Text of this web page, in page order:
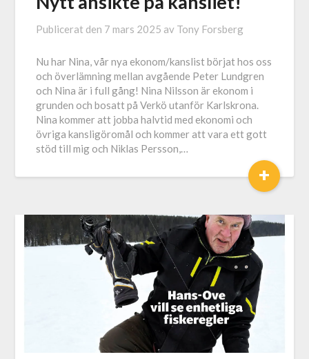
Publicerat den 7 mars 2025 av Tony Forsberg
Nu har Nina, vår nya ekonom/kanslist börjat hos oss
och överlämning mellan avgående Peter Lundgren
och Nina är i full gång! Nina Nilsson är ekonom i
grunden och bosatt på Verkö utanför Karlskrona.
Nina kommer att jobba halvtid med ekonomi och
övriga kansligöromål och kommer att vara ett gott
stöd till mig och Niklas Persson,…
+